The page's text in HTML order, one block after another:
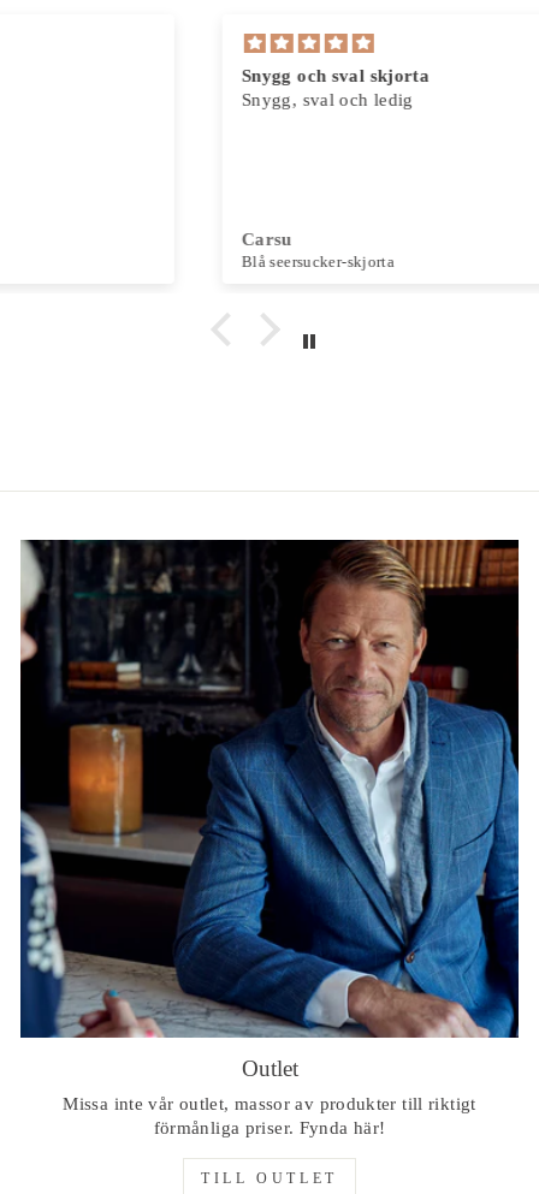
Outlet
Missa inte vår outlet, massor av produkter till riktigt
förmånliga priser. Fynda här!
TILL OUTLET